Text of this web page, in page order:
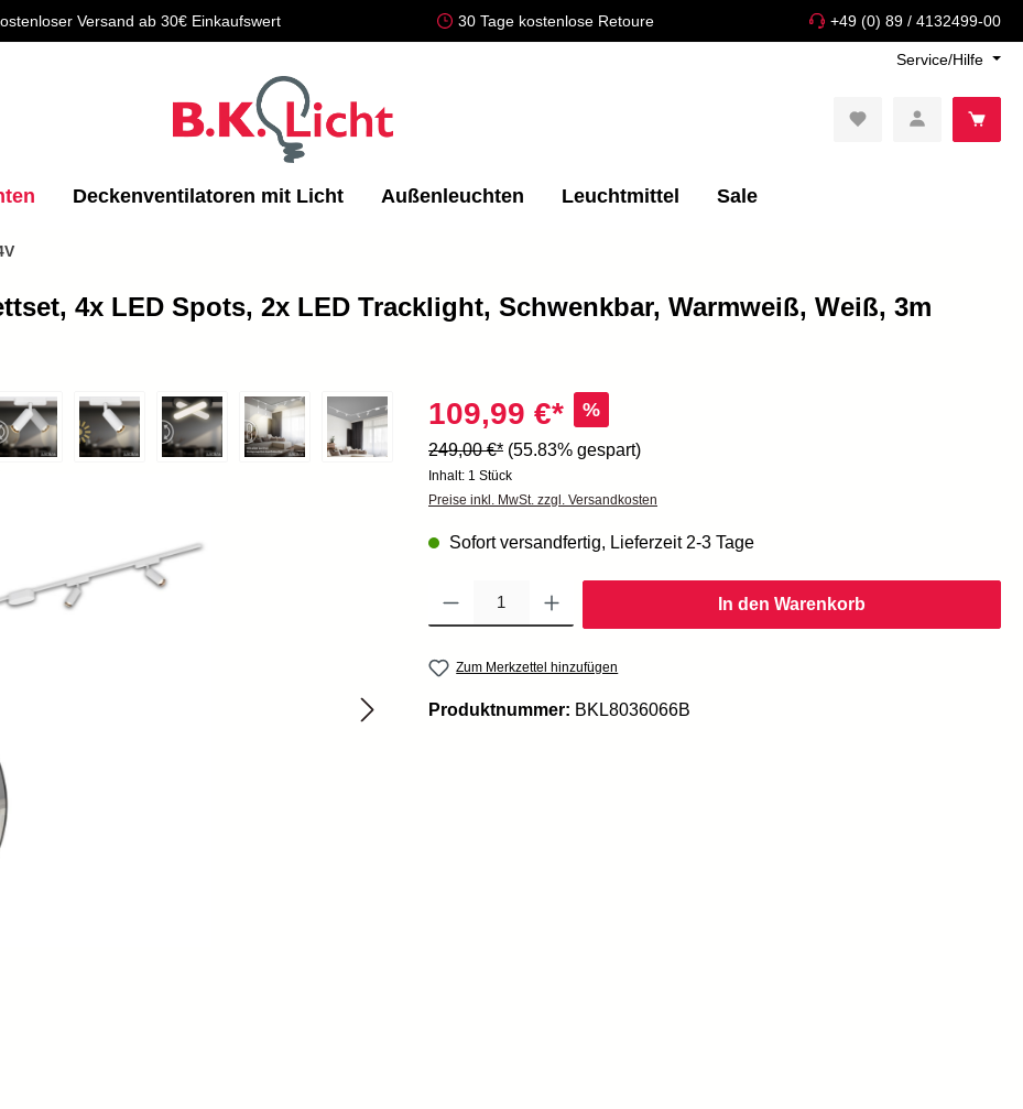
Versand ab 30€ Einkaufswert 30 Tage kostenlose Retoure +49 (0) 89 / 4132499-00
Service/Hilfe
Deckenventilatoren mit Licht Außenleuchten Leuchtmittel Sale
4x LED Spots, 2x LED Tracklight, Schwenkbar, Warmweiß, Weiß, 3m
109,99 €* %
249,00 €* (55.83% gespart)
Inhalt: 1 Stück
Preise inkl. MwSt. zzgl. Versandkosten
Sofort versandfertig, Lieferzeit 2-3 Tage
In den Warenkorb
Zum Merkzettel hinzufügen
Produktnummer: BKL8036066B